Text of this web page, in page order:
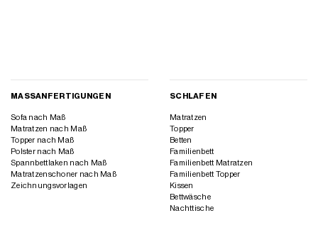
MASSANFERTIGUNGEN
Sofa nach Maß
Matratzen nach Maß
Topper nach Maß
Polster nach Maß
Spannbettlaken nach Maß
Matratzenschoner nach Maß
Zeichnungsvorlagen
SCHLAFEN
Matratzen
Topper
Betten
Familienbett
Familienbett Matratzen
Familienbett Topper
Kissen
Bettwäsche
Nachttische